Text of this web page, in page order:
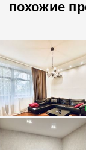
похожие